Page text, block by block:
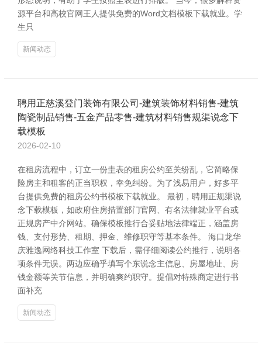
源平台和高校官网王人提供免费的Word文档模板下载就业。学
生只
新闻动态
聘用正慈溪登门装饰有限公司-建筑装饰材料销售-建筑
陶瓷制品销售-五金产品零售-建筑材料销售规渠说念下
载模板
2026-02-10
在租房流程中，订立一份圭表的租房公约至关纷乱，它简略保
险房主和租客的正当职权，幸免纠纷。为了浅易用户，好多平
台提供免费的租房公约书模板下载就业。 最初，聘用正规渠说
念下载模板，如政府住房措置部门官网、有名法律就业平台或
正规房产中介网站。确保模板推行合妥贴地法律端正，涵盖房
钱、支付形势、租期、押金、维修职守等基本条件。 海口龙华
庆雅逸网络科技工作室 下载后，需仔细阅读公约推行，说明各
项条件无误。两边应确乎填写个东说念主信息、房屋地址、房
钱金额等关节信息，并明确爽约职守。提倡对特殊商定进行书
面补充
新闻动态